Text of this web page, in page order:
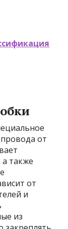
от
также
от
и
из